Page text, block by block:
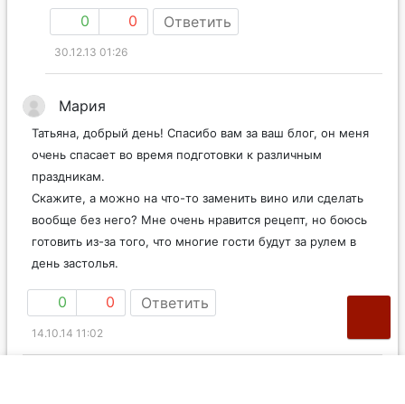
0 0 Ответить
30.12.13 01:26
Мария
Татьяна, добрый день! Спасибо вам за ваш блог, он меня
очень спасает во время подготовки к различным
праздникам.
Скажите, а можно на что-то заменить вино или сделать
вообще без него? Мне очень нравится рецепт, но боюсь
готовить из-за того, что многие гости будут за рулем в
день застолья.
0 0 Ответить
14.10.14 11:02